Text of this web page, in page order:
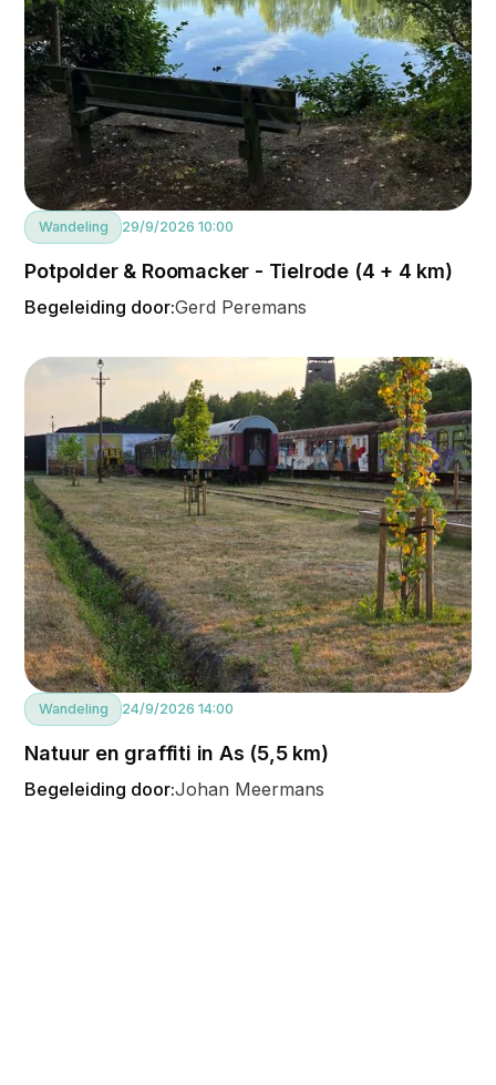
Wandeling 29/9/2026 10:00
Potpolder & Roomacker - Tielrode (4 + 4 km)
Begeleiding door:Gerd Peremans
Wandeling 24/9/2026 14:00
Natuur en graffiti in As (5,5 km)
Begeleiding door:Johan Meermans